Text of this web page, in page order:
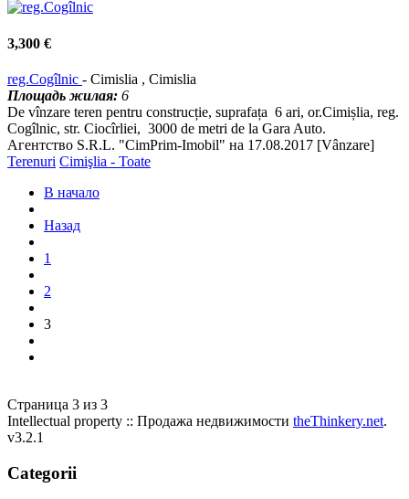
3,300 €
reg.Cogîlnic - Cimislia , Cimislia
Площадь жилая: 6
De vînzare teren pentru construcție, suprafața 6 ari, or.Cimișlia, reg.
Cogîlnic, str. Ciocîrliei, 3000 de metri de la Gara Auto.
Агентство S.R.L. "CimPrim-Imobil" на 17.08.2017 [Vânzare]
Terenuri Cimişlia - Toate
В начало
Назад
1
2
3
Страница 3 из 3
Intellectual property :: Продажа недвижимости theThinkery.net.
v3.2.1
Categorii